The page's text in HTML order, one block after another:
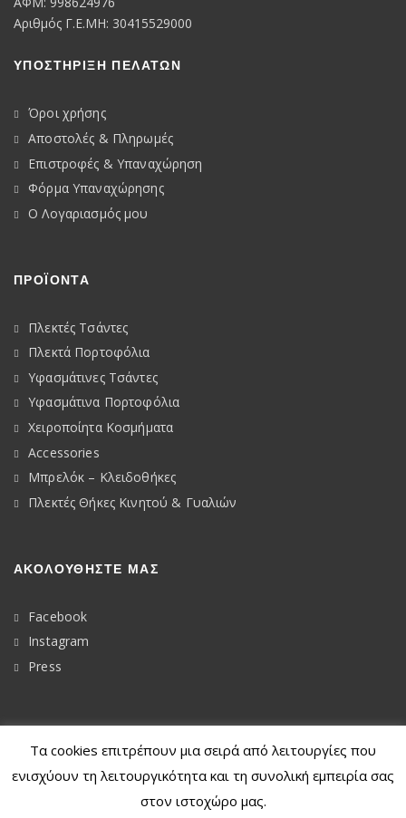
Αριθμός Γ.Ε.ΜΗ: 30415529000
ΥΠΟΣΤΗΡΙΞΗ ΠΕΛΑΤΩΝ
Όροι χρήσης
Αποστολές & Πληρωμές
Επιστροφές & Υπαναχώρηση
Φόρμα Υπαναχώρησης
Ο Λογαριασμός μου
ΠΡΟΪΟΝΤΑ
Πλεκτές Τσάντες
Πλεκτά Πορτοφόλια
Υφασμάτινες Τσάντες
Υφασμάτινα Πορτοφόλια
Χειροποίητα Κοσμήματα
Accessories
Μπρελόκ – Κλειδοθήκες
Πλεκτές Θήκες Κινητού & Γυαλιών
ΑΚΟΛΟΥΘΉΣΤΕ ΜΑΣ
Facebook
Instagram
Press
© 2020Dkunique
Τα cookies επιτρέπουν μια σειρά από λειτουργίες που
ενισχύουν τη λειτουργικότητα και τη συνολική εμπειρία σας
στον ιστοχώρο μας.